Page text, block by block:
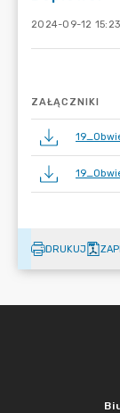
2024-09-12 15:23
ZAŁĄCZNIKI
DRUKUJ